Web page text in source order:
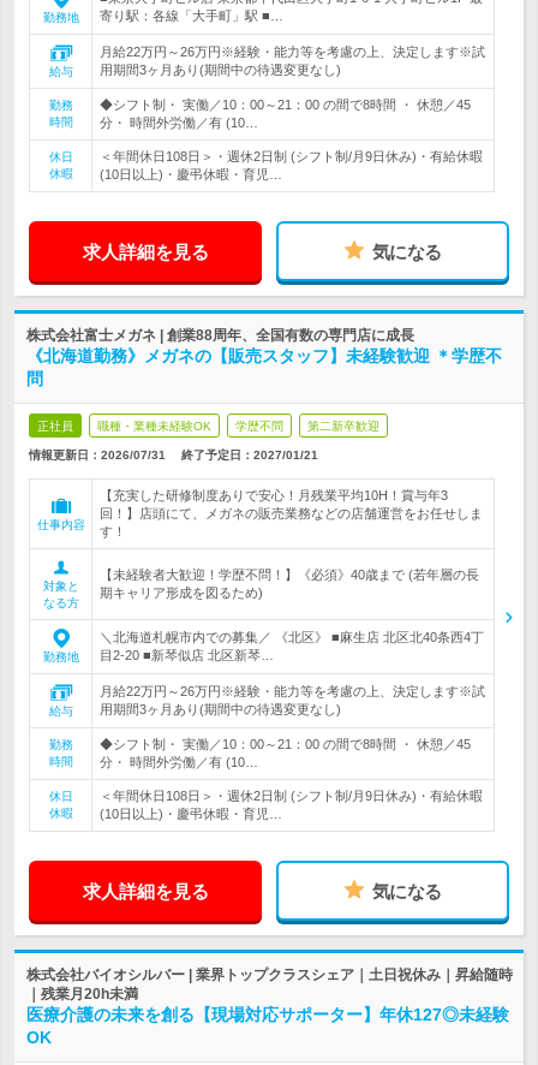
勤務地
寄り駅：各線「大手町」駅 ■…
給与
月給22万円～26万円※経験・能力等を考慮の上、決定します※試
用期間3ヶ月あり(期間中の待遇変更なし)
勤務
時間
◆シフト制・ 実働／10：00～21：00 の間で8時間 ・ 休憩／45
分・ 時間外労働／有 (10…
休日
休暇
＜年間休日108日＞・週休2日制 (シフト制/月9日休み)・有給休暇
(10日以上)・慶弔休暇・育児…
求人詳細を見る 気になる
株式会社富士メガネ | 創業88周年、全国有数の専門店に成長
《北海道勤務》メガネの【販売スタッフ】未経験歓迎 ＊学歴不
問
正社員 職種・業種未経験OK 学歴不問 第二新卒歓迎
情報更新日：2026/07/31 終了予定日： 2027/01/21
仕事内容
【充実した研修制度ありで安心！月残業平均10H！賞与年3
回！】店頭にて、メガネの販売業務などの店舗運営をお任せしま
す！
対象と
なる方
【未経験者大歓迎！学歴不問！】《必須》40歳まで (若年層の長
期キャリア形成を図るため)
勤務地
＼北海道札幌市内での募集／ 《北区》 ■麻生店 北区北40条西4丁
目2-20 ■新琴似店 北区新琴…
給与
月給22万円～26万円※経験・能力等を考慮の上、決定します※試
用期間3ヶ月あり(期間中の待遇変更なし)
勤務
時間
◆シフト制・ 実働／10：00～21：00 の間で8時間 ・ 休憩／45
分・ 時間外労働／有 (10…
休日
休暇
＜年間休日108日＞・週休2日制 (シフト制/月9日休み)・有給休暇
(10日以上)・慶弔休暇・育児…
求人詳細を見る 気になる
株式会社バイオシルバー | 業界トップクラスシェア｜土日祝休み｜昇給随時
｜残業月20h未満
医療介護の未来を創る【現場対応サポーター】年休127◎未経験
OK